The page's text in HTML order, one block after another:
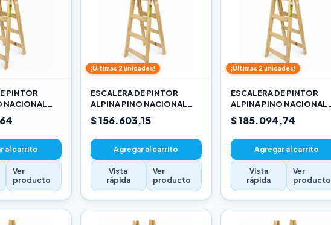
PINTOR
NACIONAL
al carrito
Ver
producto
¡Últimas 2 unidades!
ESCALERA DE PINTOR
ALPINA PINO NACIONAL
3,30M PRO
$ 156.603,15
Agregar al carrito
Vista
rápida
Ver
producto
¡Últimas 2 unidades!
ESCALERA DE PINTOR
ALPINA PINO NACIONAL
3,90M PRO
$ 185.094,74
Agregar al carrito
Vista
rápida
Ver
producto